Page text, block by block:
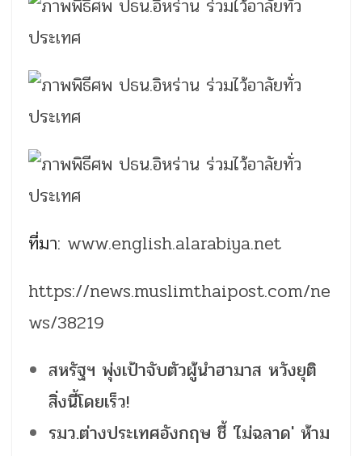
ที่มา: www.english.alarabiya.net
https://news.muslimthaipost.com/ne
ws/38219
สหรัฐฯ พุ่งเป้าจับตัวผู้นำฮามาส หวังยุติ
สิ่งนี้โดยเร็ว!
รมว.ต่างประเทศอังกฤษ ชี้ 'ไม่ฉลาด' ห้าม